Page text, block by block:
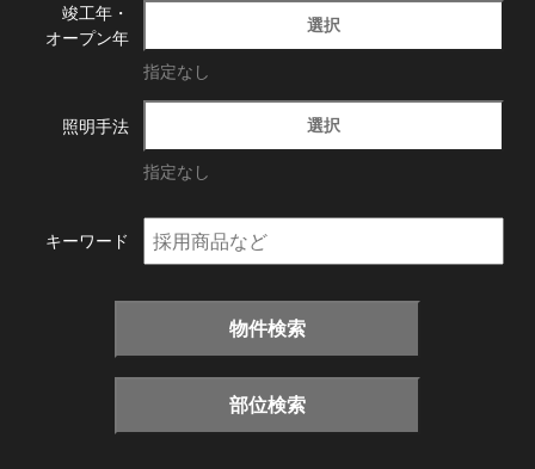
竣工年・
オープン年
選択
指定なし
照明手法 選択
指定なし
キーワード
物件検索
部位検索